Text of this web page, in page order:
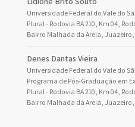
Universidade Federal do Vale do
Plural - Rodovia BA 210, Km 04,
Bairro Malhada da Areia,
Denes Dantas Vieira
Universidade Federal do Vale do
Programa de Pós-Graduação em
Plural - Rodovia BA 210, Km 04,
Bairro Malhada da Areia,